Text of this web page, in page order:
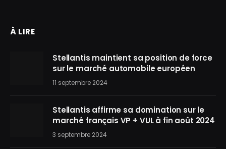
À LIRE
Stellantis maintient sa position de force
sur le marché automobile européen
11 septembre 2024
Stellantis affirme sa domination sur le
marché français VP + VUL à fin août 2024
3 septembre 2024